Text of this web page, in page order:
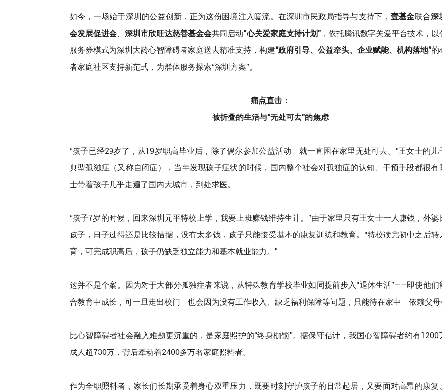
如今，一场始于深圳的公益创新，正为这份困境注入暖流。在深圳市民政局指导与支持下， 壹基金联合深
会发展促进会、 深圳市欣旺达慈善基金会共同启动“心关爱家庭支持计划”，依托腾讯数字关爱平台技术，以
服务券模式为深圳大龄心智障碍者家庭送去精准支持，构建“政府引导、公益牵头、企业赋能、机构落地”的
者家庭社区支持新范式，为群体服务探索“深圳方案”。
痛点直击：
被折叠的生活与“无处可去”的焦虑
“孩子已经29岁了，从19岁职高毕业后，除了偶尔参加公益活动，就一直困在家里无处可去。”王女士的儿
典型孤独症（又称自闭症），当年发现孩子症状的时候，国内整个社会对孤独症的认知、干预手段都很有
士带着孩子几乎走遍了国内大城市，到处求医。
“孩子7岁的时候，回来深圳元平特校上学，我要上班赚钱维持生计。”由于家里只有王女士一人赚钱，外婆
孩子，日子过得还是比较拮据，没有太多钱，孩子只能接受基本的康复训练和教育。“特校读完初中之后转
育，可完成职高后，孩子仍缺乏独立能力和基本就业能力。"
这并不是个案。因为对于大部分孤独症者来说，从特殊教育学校毕业如同提前步入“退休生活”——即使他们
合教育中成长，可一旦走出校门，也会因为没有工作收入、缺乏福利保障等问题，只能待在家中，依赖父
比心智障碍者社会融入难题更沉重的，是家庭照护的“终身枷锁”。据保守估计，我国心智障碍者约有1200
成人超730万，背后牵动着2400多万名家庭照料者。
作为全职照料者，家长们长期承受着身心双重压力，既要时刻守护孩子的日常起居，又要面对高昂的康复